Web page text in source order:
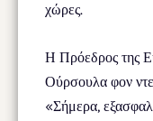
χώρες.
Η Πρόεδρος της
Ούρσουλα φον
«Σήμερα,